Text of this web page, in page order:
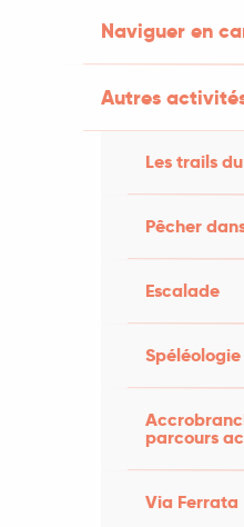
Naviguer en
Autres
Les trails
Pêcher
Escalade
Spéléologie
parcours
Via Ferrata